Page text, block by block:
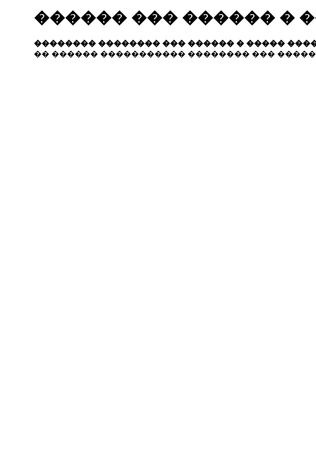
������ ��� ������ �
�������� �������� ��� ������ � �����
�� ������ ����������� �������� ���